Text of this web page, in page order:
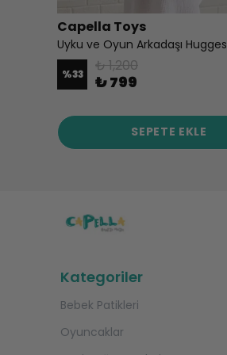
Capella Toys
Uyku ve Oyun Arkadaşı Hugges
%33 ₺ 1,200
₺ 799
SEPETE EKLE
Kategoriler
Bebek Patikleri
Oyuncaklar